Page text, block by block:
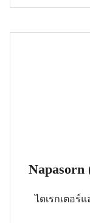
Napasorn
ไดเรกเตอร์